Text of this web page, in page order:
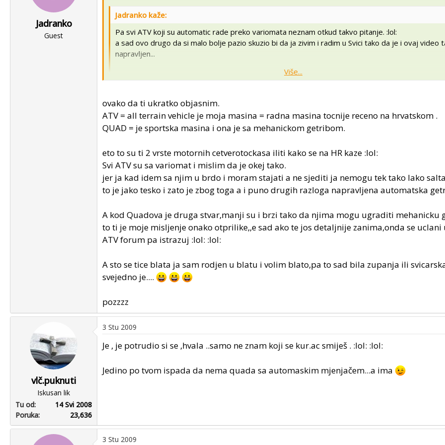
Jadranko
Guest
Jadranko kaže:
Pa svi ATV koji su automatic rade preko variomata neznam otkud takvo pitanje. :lol:
a sad ovo drugo da si malo bolje pazio skuzio bi da ja zivim i radim u Svici tako da je i ovaj video
napravljen...
tabla ,rucke itd..no to je druga prica .
Dakle pitanje je bilo zašto variomat a ne klasika .., za stroj takve jacine i namjene mi je prikladniji
to je moje subjektivno mišljenje ..tebi ne mora znaciti ništa .
Jasno mi je radiš u CH ..no nisma skužio da si iz blata otišao u blato
pa mi je logika govorila da je
gore radi cijene :|
Više...
ovako da ti ukratko objasnim.
ATV = all terrain vehicle je moja masina = radna masina tocnije receno na hrvatskom .
QUAD = je sportska masina i ona je sa mehanickom getribom.
eto to su ti 2 vrste motornih cetverotockasa iliti kako se na HR kaze :lol:
Svi ATV su sa variomat i mislim da je okej tako.
jer ja kad idem sa njim u brdo i moram stajati a ne sjediti ja nemogu tek tako lako
to je jako tesko i zato je zbog toga a i puno drugih razloga napravljena automatska
A kod Quadova je druga stvar,manji su i brzi tako da njima mogu ugraditi mehanicku
to ti je moje misljenje onako otprilike,,e sad ako te jos detaljnije zanima,onda se uclani
ATV forum pa istrazuj :lol: :lol:
A sto se tice blata ja sam rodjen u blatu i volim blato,pa to sad bila zupanja ili
svejedno je....
pozzzz
vlč.puknuti
Iskusan lik
Tu od
14 Svi 2008
Poruka
23,636
3 Stu 2009
Je , je potrudio si se ,hvala ..samo ne znam koji se kur.ac smiješ . :lol: :lol:
Jedino po tvom ispada da nema quada sa automaskim mjenjačem...a ima
3 Stu 2009